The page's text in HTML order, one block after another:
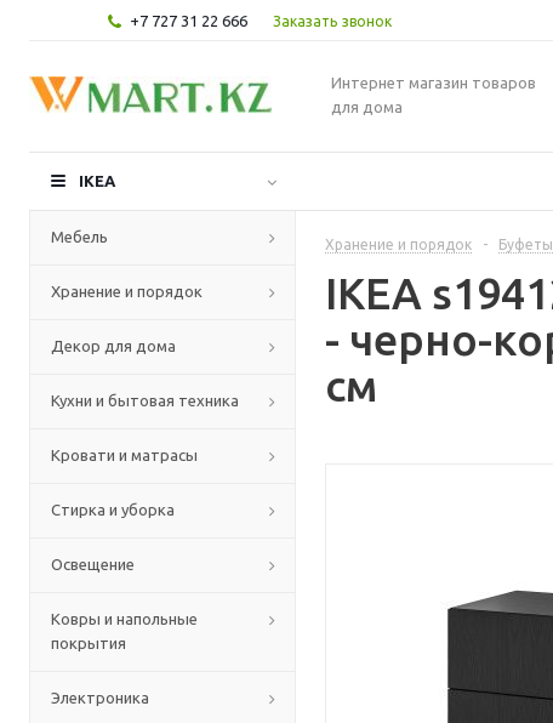
+7 727 31 22 666 Заказать звонок
Интернет магазин товаров
для дома
IKEA
Мебель
Хранение и порядок
Декор для дома
Кухни и бытовая техника
Кровати и матрасы
Стирка и уборка
Освещение
Ковры и напольные
покрытия
Электроника
Хранение и порядок -
IKEA
- черно-
см